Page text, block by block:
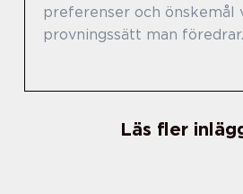
preferenser och önskemål
provningssätt man föredrar.
Läs fler